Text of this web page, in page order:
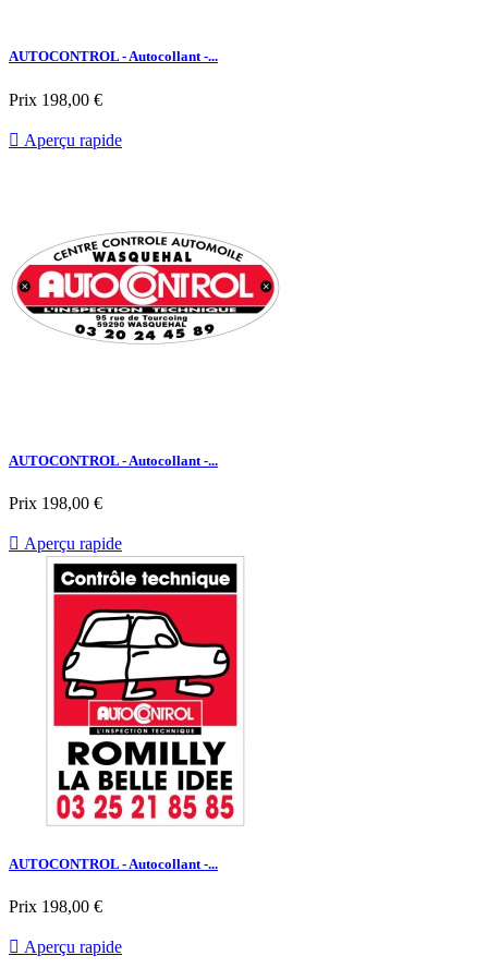
AUTOCONTROL - Autocollant -...
Prix 198,00 €
 Aperçu rapide
AUTOCONTROL - Autocollant -...
Prix 198,00 €
 Aperçu rapide
AUTOCONTROL - Autocollant -...
Prix 198,00 €
 Aperçu rapide